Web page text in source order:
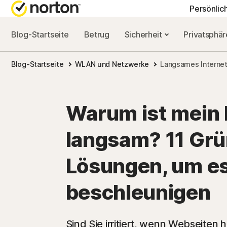
ALL-IN-ONE-
Norton 360
Norton 360 Deluxe
Norton 360
Alle Produkte
NORTON-BLOG
Blog-Startseite Betrug Sicherheit
Blog-Startseite WLAN und Netzwerke Langsames
Warum ist mein
langsam? 11
Lösungen, um
beschleunigen
Sind Sie irritiert, wenn Webseiten